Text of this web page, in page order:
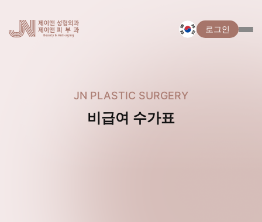
로그인
JN PLASTIC SURGERY
비급여 수가표